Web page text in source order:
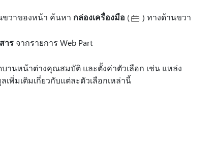
วาของหน้า ค้นหา กล่องเครื่องมือ ( ) ทางด้านขวา
ารจากรายการ Web Part
บานหน้าต่างคุณสมบัติ และตั้งค่าตัวเลือก เช่น แหล่ง
พิ่มเติมเกี่ยวกับแต่ละตัวเลือกเหล่านี้